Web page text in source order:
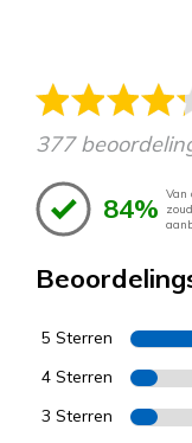
377
84% Van
5 Sterren
4 Sterren
3 Sterren